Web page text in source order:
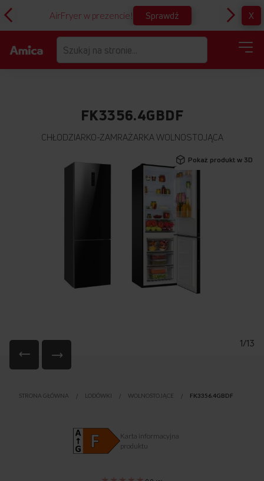
AirFryer w prezencie! Sprawdź X
FK3356.4GBDF
CHŁODZIARKO-ZAMRAŻARKA WOLNOSTOJĄCA
Pokaż produkt w 3D
1/13
początek
STRONA GŁÓWNA LODÓWKI WOLNOSTOJĄCE FK3356.4GBDF
Karta informacyjna
produktu